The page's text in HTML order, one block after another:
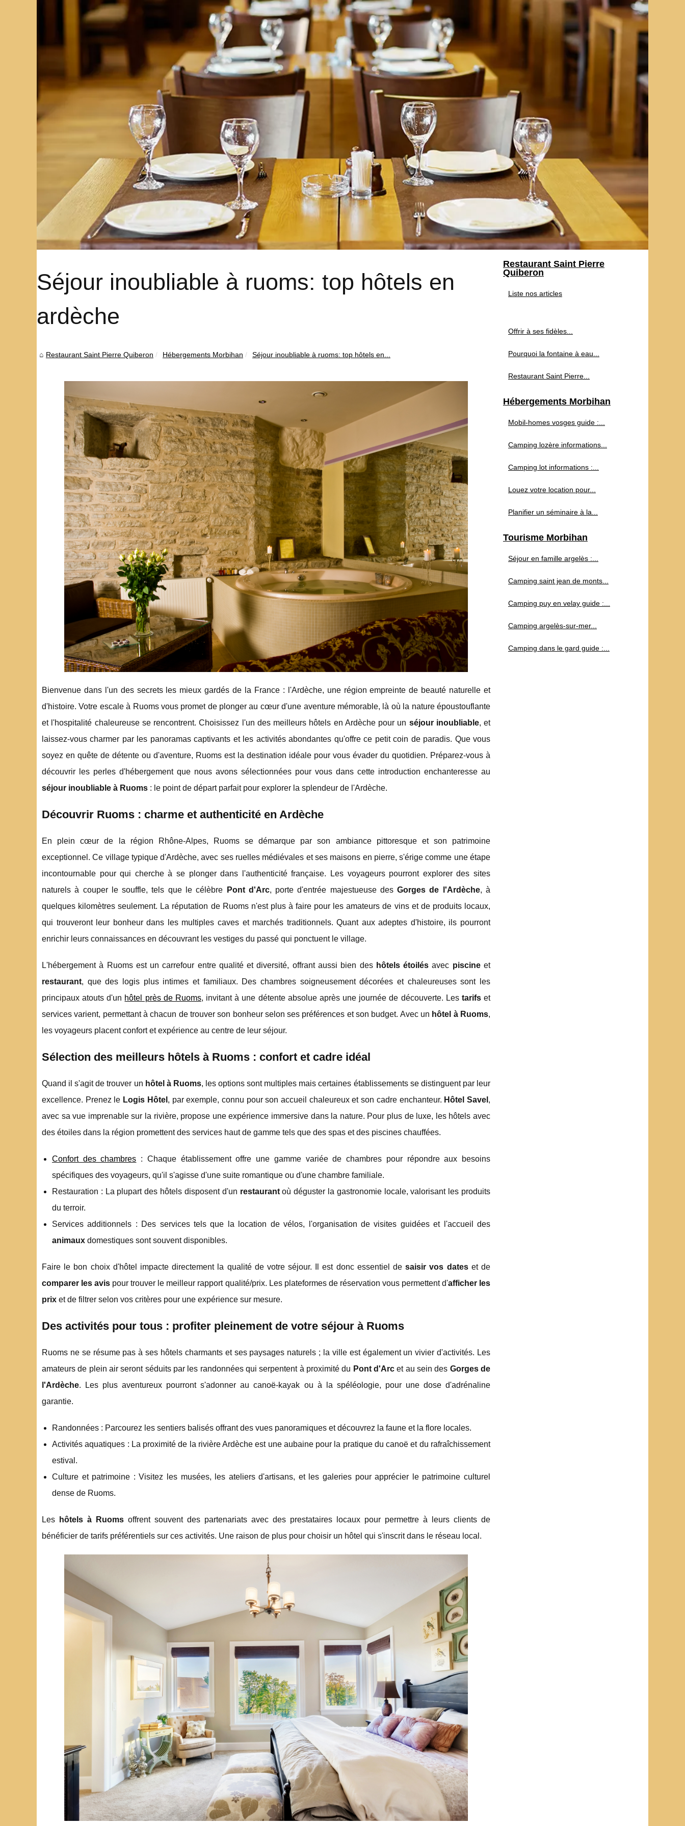
Séjour inoubliable à ruoms: top hôtels en
ardèche
Restaurant Saint Pierre Quiberon Hébergements Morbihan Séjour inoubliable à ruoms: top hôtels en...
Bienvenue dans l'un des secrets les mieux gardés de la France : l'Ardèche, une région empreinte de beauté naturelle et
d'histoire. Votre escale à Ruoms vous promet de plonger au cœur d'une aventure mémorable, là où la nature époustouflante
et l'hospitalité chaleureuse se rencontrent. Choisissez l'un des meilleurs hôtels en Ardèche pour un séjour inoubliable, et
laissez-vous charmer par les panoramas captivants et les activités abondantes qu'offre ce petit coin de paradis. Que vous
soyez en quête de détente ou d'aventure, Ruoms est la destination idéale pour vous évader du quotidien. Préparez-vous à
découvrir les perles d'hébergement que nous avons sélectionnées pour vous dans cette introduction enchanteresse au
séjour inoubliable à Ruoms : le point de départ parfait pour explorer la splendeur de l'Ardèche.
Découvrir Ruoms : charme et authenticité en Ardèche
En plein cœur de la région Rhône-Alpes, Ruoms se démarque par son ambiance pittoresque et son patrimoine
exceptionnel. Ce village typique d'Ardèche, avec ses ruelles médiévales et ses maisons en pierre, s'érige comme une étape
incontournable pour qui cherche à se plonger dans l'authenticité française. Les voyageurs pourront explorer des sites
naturels à couper le souffle, tels que le célèbre
Pont d'Arc, porte d'entrée majestueuse desGorges de l'Ardèche, à
quelques kilomètres seulement. La réputation de Ruoms n'est plus à faire pour les amateurs de vins et de produits locaux,
qui trouveront leur bonheur dans les multiples caves et marchés traditionnels. Quant aux adeptes d'histoire, ils pourront
enrichir leurs connaissances en découvrant les vestiges du passé qui ponctuent le village.
L'hébergement à Ruoms est un carrefour entre qualité et diversité, offrant aussi bien des hôtels étoilés avec piscineet
restaurant, que des logis plus intimes et familiaux. Des chambres soigneusement décorées et chaleureuses sont les
principaux atouts d'un hôtel près de Ruoms, invitant à une détente absolue après une journée de découverte. Les tarifset
services varient, permettant à chacun de trouver son bonheur selon ses préférences et son budget. Avec un hôtel à Ruoms,
les voyageurs placent confort et expérience au centre de leur séjour.
Sélection des meilleurs hôtels à Ruoms : confort et cadre idéal
Quand il s'agit de trouver un hôtel à Ruoms, les options sont multiples mais certaines établissements se distinguent par leur
excellence. Prenez le Logis Hôtel , par exemple, connu pour son accueil chaleureux et son cadre enchanteur. Hôtel Savel ,
avec sa vue imprenable sur la rivière, propose une expérience immersive dans la nature. Pour plus de luxe, les hôtels avec
des étoiles dans la région promettent des services haut de gamme tels que des spas et des piscines chauffées.
Confort des chambres : Chaque établissement offre une gamme variée de chambres pour répondre aux besoins
spécifiques des voyageurs, qu'il s'agisse d'une suite romantique ou d'une chambre familiale.
Restauration : La plupart des hôtels disposent d'un restaurantoù déguster la gastronomie locale, valorisant les produits
du terroir.
Services additionnels : Des services tels que la location de vélos, l'organisation de visites guidées et l'accueil des
animaux domestiques sont souvent disponibles.
Faire le bon choix d'hôtel impacte directement la qualité de votre séjour. Il est donc essentiel desaisir vos dateset de
comparer les avis pour trouver le meilleur rapport qualité/prix. Les plateformes de réservation vous permettent d'afficher les
prix et de filtrer selon vos critères pour une expérience sur mesure.
Des activités pour tous : profiter pleinement de votre séjour à Ruoms
Ruoms ne se résume pas à ses hôtels charmants et ses paysages naturels ; la ville est également un vivier d'activités. Les
amateurs de plein air seront séduits par les randonnées qui serpentent à proximité du Pont d'Arc et au sein des Gorges de
l'Ardèche. Les plus aventureux pourront s'adonner au canoë-kayak ou à la spéléologie, pour une dose d'adrénaline
garantie.
Randonnées : Parcourez les sentiers balisés offrant des vues panoramiques et découvrez la faune et la flore locales.
Activités aquatiques : La proximité de la rivière Ardèche est une aubaine pour la pratique du canoë et du rafraîchissement
estival.
Culture et patrimoine : Visitez les musées, les ateliers d'artisans, et les galeries pour apprécier le patrimoine culturel
dense de Ruoms.
Les hôtels à Ruoms offrent souvent des partenariats avec des prestataires locaux pour permettre à leurs clients de
bénéficier de tarifs préférentiels sur ces activités. Une raison de plus pour choisir un hôtel qui s'inscrit dans le réseau local.
Restaurant Saint Pierre
Quiberon
Liste nos articles
Offrir à ses fidèles...
Pourquoi la fontaine à eau...
Restaurant Saint Pierre...
Hébergements Morbihan
Mobil-homes vosges guide :...
Camping lozère informations...
Camping lot informations :...
Louez votre location pour...
Planifier un séminaire à la...
Tourisme Morbihan
Séjour en famille argelès :...
Camping saint jean de monts...
Camping puy en velay guide :...
Camping argelès-sur-mer...
Camping dans le gard guide :...